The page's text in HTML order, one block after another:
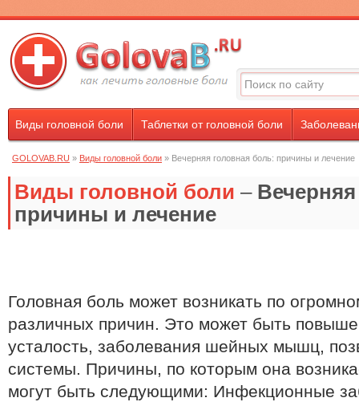
Виды головной боли Таблетки от головной боли
GOLOVAB.RU » Виды головной боли » Вечерняя головная боль: причины и лечение
Виды головной боли –
причины и лечение
Головная боль может возникать по
различных причин. Это может быть
усталость, заболевания шейных мышц,
системы. Причины, по которым она
могут быть следующими: Инфекционные